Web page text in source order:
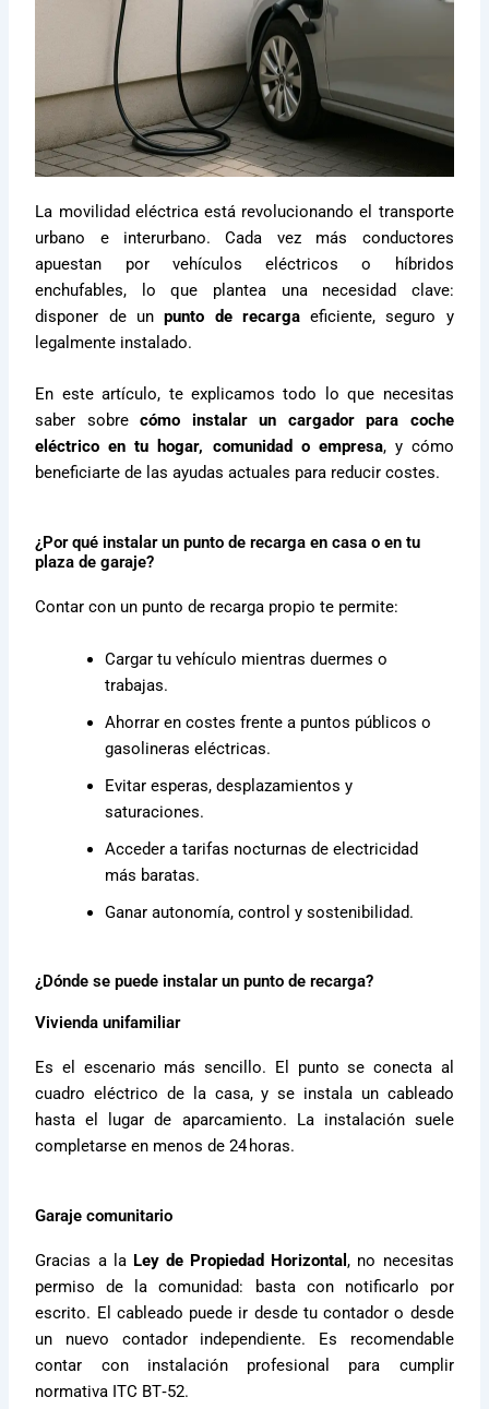
La movilidad eléctrica está revolucionando el transporte
urbano e interurbano. Cada vez más conductores
apuestan por vehículos eléctricos o híbridos
enchufables, lo que plantea una necesidad clave:
disponer de unpunto de recargaeficiente, seguro y
legalmente instalado.
En este artículo, te explicamos todo lo que necesitas
saber sobrecómo instalar un cargador para coche
eléctrico en tu hogar, comunidad o empresa, y cómo
beneficiarte de las ayudas actuales para reducir costes.
¿Por qué instalar un punto de recarga en casa o en tu
plaza de garaje?
Contar con un punto de recarga propio te permite:
Cargar tu vehículo mientras duermes o
trabajas.
Ahorrar en costes frente a puntos públicos o
gasolineras eléctricas.
Evitar esperas, desplazamientos y
saturaciones.
Acceder a tarifas nocturnas de electricidad
más baratas.
Ganar autonomía, control y sostenibilidad.
¿Dónde se puede instalar un punto de recarga?
Vivienda unifamiliar
Es el escenario más sencillo. El punto se conecta al
cuadro eléctrico de la casa, y se instala un cableado
hasta el lugar de aparcamiento. La instalación suele
completarse en menos de 24 horas.
Garaje comunitario
Gracias a la Ley de Propiedad Horizontal, no necesitas
permiso de la comunidad: basta con notificarlo por
escrito. El cableado puede ir desde tu contador o desde
un nuevo contador independiente. Es recomendable
contar con instalación profesional para cumplir
normativa ITC BT‑52.